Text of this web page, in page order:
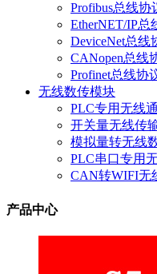
Profibus总线协
EtherNET/IP总
DeviceNet总线
CANopen总线
Profinet总线协
无线数传模块
PLC专用无线
开关量无线传
模拟量转无线
PLC串口专用
CAN转WIFI无
产品中心